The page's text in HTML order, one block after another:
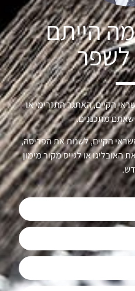
הייתם
לשפר
הקיים, האתגר התזרימי או
מתכננים.
הקיים, לשנות את הפריסה,
או לגייס מקור מימון